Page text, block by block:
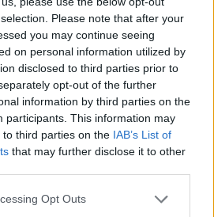
Please note that after your
you may continue seeing
on personal information utilized by
disclosed to third parties prior to
opt-out of the further
information by third parties on the
participants. This information may
third parties on the IAB’s List of
that may further disclose it to other
Opt Outs
E-Radio.gr στοGoogle News
τα πιο hot νέα .
νέα, μπείτε στην
ροή